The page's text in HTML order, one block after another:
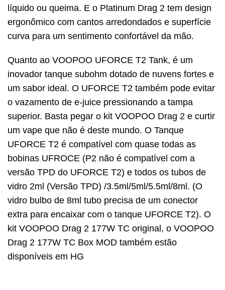
líquido ou queima. E o Platinum Drag 2 tem design
ergonômico com cantos arredondados e superfície
curva para um sentimento confortável da mão.
Quanto ao VOOPOO UFORCE T2 Tank, é um
inovador tanque subohm dotado de nuvens fortes e
um sabor ideal. O UFORCE T2 também pode evitar
o vazamento de e-juice pressionando a tampa
superior. Basta pegar o kit VOOPOO Drag 2 e curtir
um vape que não é deste mundo. O Tanque
UFORCE T2 é compatível com quase todas as
bobinas UFROCE (P2 não é compatível com a
versão TPD do UFORCE T2) e todos os tubos de
vidro 2ml (Versão TPD) /3.5ml/5ml/5.5ml/8ml. (O
vidro bulbo de 8ml tubo precisa de um conector
extra para encaixar com o tanque UFORCE T2). O
kit VOOPOO Drag 2 177W TC original, o VOOPOO
Drag 2 177W TC Box MOD também estão
disponíveis em HG